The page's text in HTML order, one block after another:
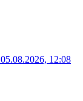
05.08.2026, 12:08